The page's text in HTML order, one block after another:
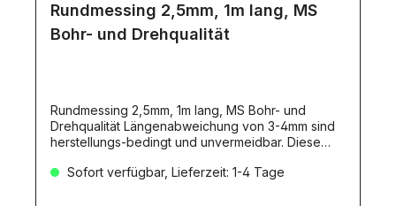
Rundmessing 2,5mm, 1m lang, MS
Bohr- und Drehqualität
Rundmessing 2,5mm, 1m lang, MS Bohr- und
Drehqualität Längenabweichung von 3-4mm sind
herstellungs-bedingt und unvermeidbar. Diese
erfordert aufgrund seine Länge den Versand als
Sofort verfügbar, Lieferzeit: 1-4 Tage